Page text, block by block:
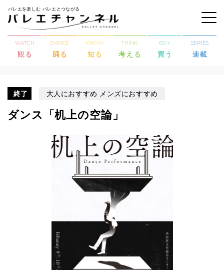
バレエを楽しむ バレエとつながる
WATCH
観る
DANCE
踊る
KNOW
知る
THINK
考える
BUY
買う
SERIES
連載
終了 大人におすすめ メンズにおすすめ
ダンス「机上の空論」